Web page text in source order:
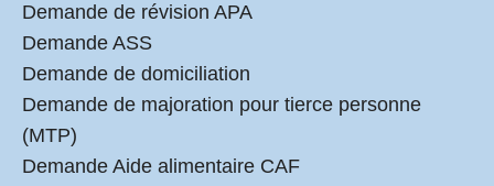
Demande de révision APA
Demande ASS
Demande de domiciliation
Demande de majoration pour tierce personne
(MTP)
Demande Aide alimentaire CAF